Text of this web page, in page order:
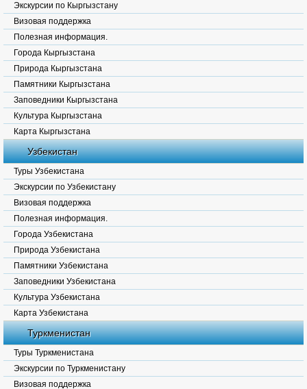
Экскурсии по Кыргызстану
Визовая поддержка
Полезная информация.
Города Кыргызстана
Природа Кыргызстана
Памятники Кыргызстана
Заповедники Кыргызстана
Культура Кыргызстана
Карта Кыргызстана
Узбекистан
Туры Узбекистана
Экскурсии по Узбекистану
Визовая поддержка
Полезная информация.
Города Узбекистана
Природа Узбекистана
Памятники Узбекистана
Заповедники Узбекистана
Культура Узбекистана
Карта Узбекистана
Туркменистан
Туры Туркменистана
Экскурсии по Туркменистану
Визовая поддержка